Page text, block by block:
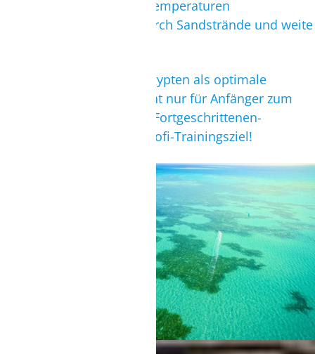
ganzjährig angenehme Temperaturen
angstfreie Umgebung durch Sandstrände und weite
Kein Wunder, dass sich Ägypten als optimale
Location etabliert hat, nicht nur für Anfänger zum
Lernen, sondern auch für Fortgeschrittenen-
Kitekurse und sogar als Profi-Trainingsziel!